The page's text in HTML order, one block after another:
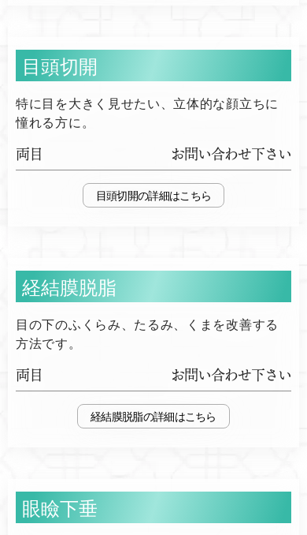
目頭切開
特に目を大きく見せたい、立体的な顔立ちに
憧れる方に。
両目 お問い合わせ下さい
目頭切開
経結膜脱脂
目の下のふくらみ、たるみ、くまを改善する
方法です。
両目 お問い合わせ下さい
経結膜脱脂
眼瞼下垂